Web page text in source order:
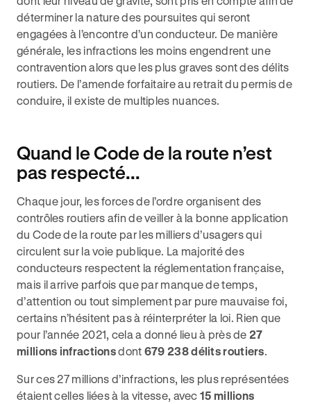
déterminer la nature des poursuites qui seront
engagées à l’encontre d’un conducteur. De manière
générale, les infractions les moins engendrent une
contravention alors que les plus graves sont des délits
routiers. De l’amende forfaitaire au retrait du permis de
conduire, il existe de multiples nuances.
Quand le Code de la route n’est
pas respecté...
Chaque jour, les forces de l’ordre organisent des
contrôles routiers afin de veiller à la bonne application
du Code de la route par les milliers d’usagers qui
circulent sur la voie publique. La majorité des
conducteurs respectent la réglementation française,
mais il arrive parfois que par manque de temps,
d’attention ou tout simplement par pure mauvaise foi,
certains n’hésitent pas à réinterpréter la loi. Rien que
pour l’année 2021, cela a donné lieu à près de 27
millions infractionsdont 679 238 délits routiers.
Sur ces 27 millions d’infractions, les plus représentées
étaient celles liées à la vitesse, avec 15 millions